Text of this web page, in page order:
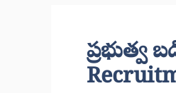
ప్రభుత్వ